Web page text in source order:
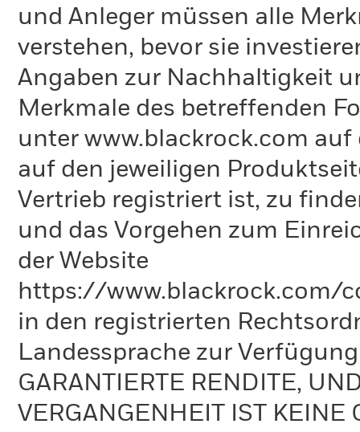
und Anleger müssen alle
verstehen, bevor sie
Angaben zur Nachhaltigkeit
Merkmale des betreffenden
unter www.blackrock.com auf
auf den jeweiligen
Vertrieb registriert ist, zu
und das Vorgehen zum
der Website
https://www.blackrock.com/
in den registrierten
Landessprache zur
GARANTIERTE RENDITE,
VERGANGENHEIT IST KEINE